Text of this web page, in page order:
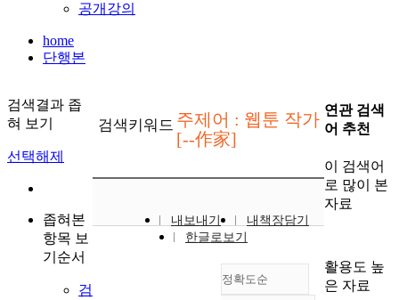
공개강의
home
단행본
검색결과 좁
혀 보기
선택해제
좁혀본
항목 보
기순서
검
검색키워드 주제어 : 웹툰 작가
[--作家]
내보내기
내책장담기
한글로보기
정확도순
연관 검색
어 추천
이 검색어
로 많이 본
자료
활용도 높
은 자료